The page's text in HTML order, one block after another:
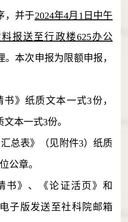
，并于2024年4月1日中午
报送至行政楼625办公
。本次申报为限额申报，
书》纸质文本一式3份，
文本一式3份。
汇总表》（见附件3）纸质
公章。
书》、《论证活页》和
子版发送至社科院邮箱